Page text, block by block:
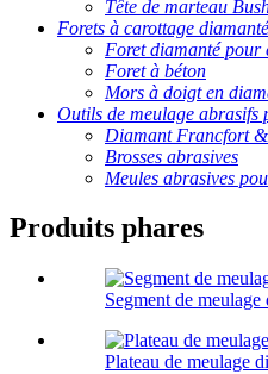
Tête de marteau
Forets à carottage
Foret diamanté pour
Foret à béton
Mors à doigt en
Outils de meulage abrasifs
Diamant Francfort
Brosses abrasives
Meules abrasives
Produits phares
Segment de
Plateau de meulage